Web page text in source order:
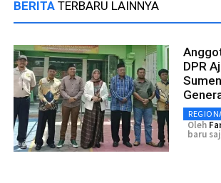
BERITA TERBARU LAINNYA
DPR
Oleh
baru